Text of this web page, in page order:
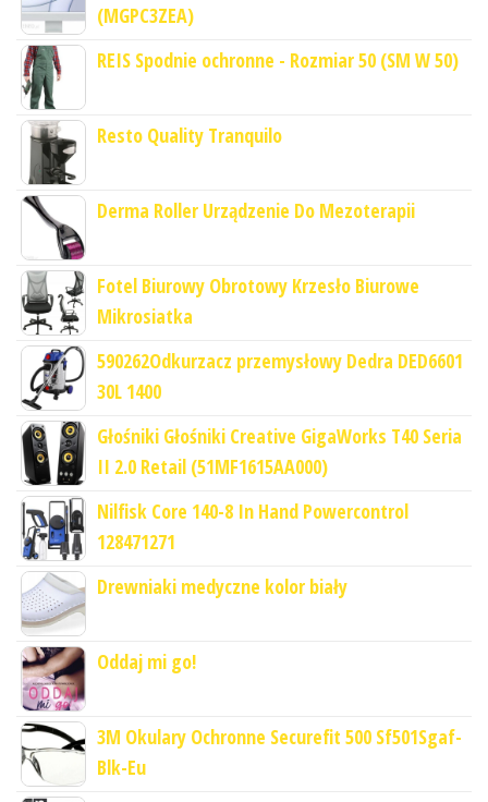
(MGPC3ZEA)
REIS Spodnie ochronne - Rozmiar 50 (SM W 50)
Resto Quality Tranquilo
Derma Roller Urządzenie Do Mezoterapii
Fotel Biurowy Obrotowy Krzesło Biurowe
Mikrosiatka
590262Odkurzacz przemysłowy Dedra DED6601
30L 1400
Głośniki Głośniki Creative GigaWorks T40 Seria
II 2.0 Retail (51MF1615AA000)
Nilfisk Core 140-8 In Hand Powercontrol
128471271
Drewniaki medyczne kolor biały
Oddaj mi go!
3M Okulary Ochronne Securefit 500 Sf501Sgaf-
Blk-Eu